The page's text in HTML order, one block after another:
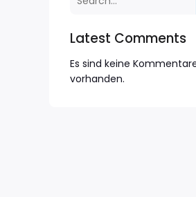
Latest Comments
Es sind keine
vorhanden.